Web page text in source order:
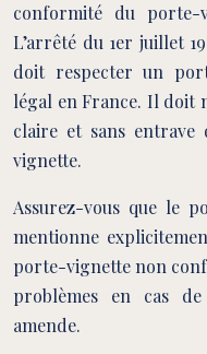
conformité du porte-
L’arrêté du 1er juillet
doit respecter un
légal en France. Il doit
claire et sans
vignette.
Assurez-vous que le
mentionne
porte-vignette non
problèmes en cas
amende.